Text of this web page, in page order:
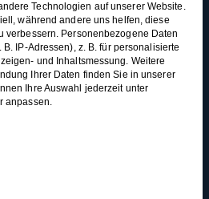
iches
AGB
Datenschutz
Widerrufsrecht
Impressum
Alle Blogartikel
Schwungvoll
durchstarten: Swing
tanzen für
Anfänger*innen
Technologien auf unserer Website.
während andere uns helfen, diese
verbessern. Personenbezogene Daten
IP-Adressen), z. B. für personalisierte
und Inhaltsmessung. Weitere
Ihrer Daten finden Sie in unserer
Ihre Auswahl jederzeit unter
anpassen.
Gruppen, für die eine